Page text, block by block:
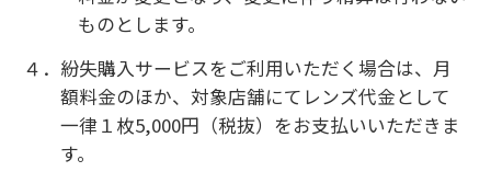
１．本サービスへのご入会後、次の各号に定める事
由が生じた場合は、当社はお客様に対する本サ
合、当社は、本サービスの提供の停止によってお
客様に生じた損害や不利益について責任を負わ
①月額料金のお支払いが、お客様のご都合によ
り遅延となった場合